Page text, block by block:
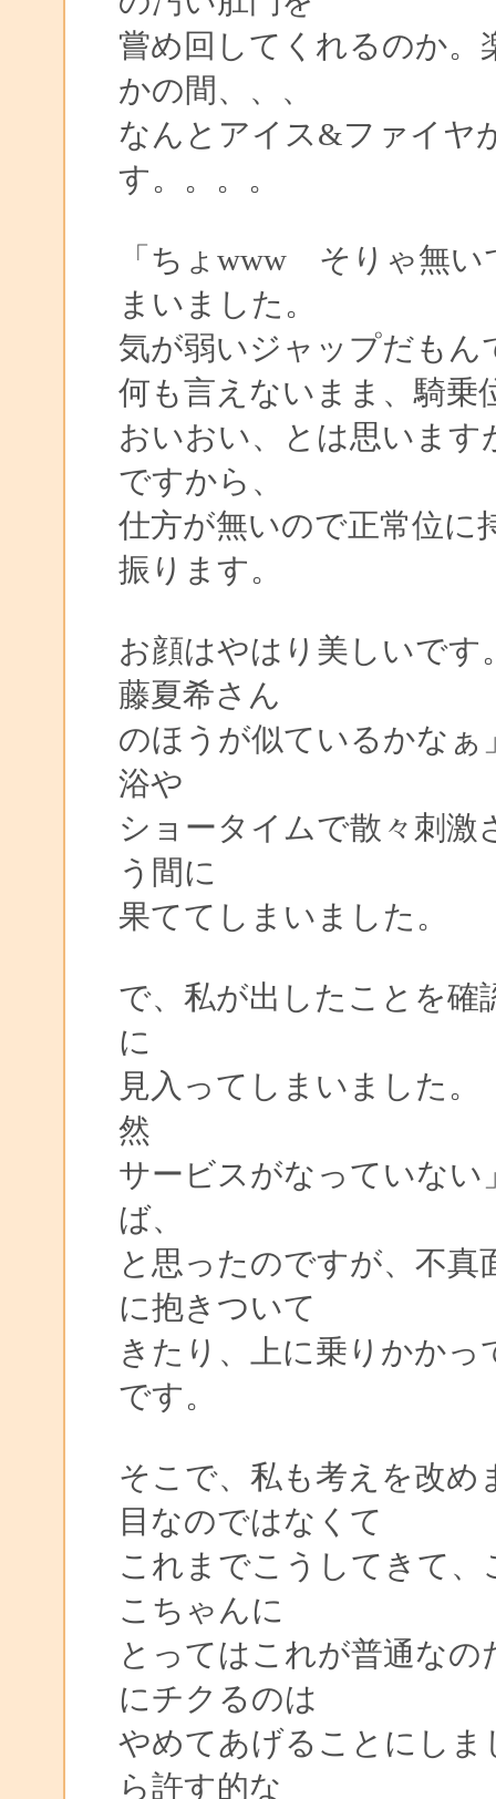
嘗め回してくれるのか
かの間、、、
なんとアイス&ファイヤ
す。。。。
「ちょwww そりゃ無い
まいました。
気が弱いジャップだもん
何も言えないまま、騎乗
おいおい、とは思います
ですから、
仕方が無いので正常位に
振ります。
お顔はやはり美しいです
藤夏希さん
のほうが似ているかな
浴や
ショータイムで散々刺
う間に
果ててしまいました。
で、私が出したことを確
に
見入ってしまいました
然
サービスがなっていな
ば、
と思ったのですが、不
に抱きついて
きたり、上に乗りかか
です。
そこで、私も考えを改め
目なのではなくて
これまでこうしてきて
こちゃんに
とってはこれが普通な
にチクるのは
やめてあげることにし
ら許す的な